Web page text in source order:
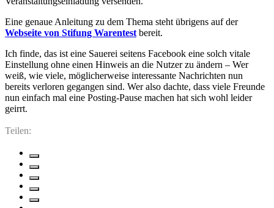
Eine genaue Anleitung zu dem Thema steht übrigens auf der
Webseite von Stifung Warentest bereit.
Ich finde, das ist eine Sauerei seitens Facebook eine solch vitale
Einstellung ohne einen Hinweis an die Nutzer zu ändern – Wer
weiß, wie viele, möglicherweise interessante Nachrichten nun
bereits verloren gegangen sind. Wer also dachte, dass viele Freunde
nun einfach mal eine Posting-Pause machen hat sich wohl leider
geirrt.
Teilen: